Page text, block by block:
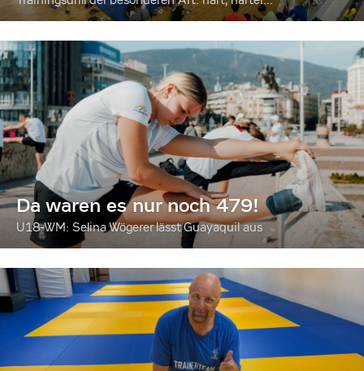
Da waren es nur noch 479!
U18-WM: Selina Wögerer lässt Guayaquil aus